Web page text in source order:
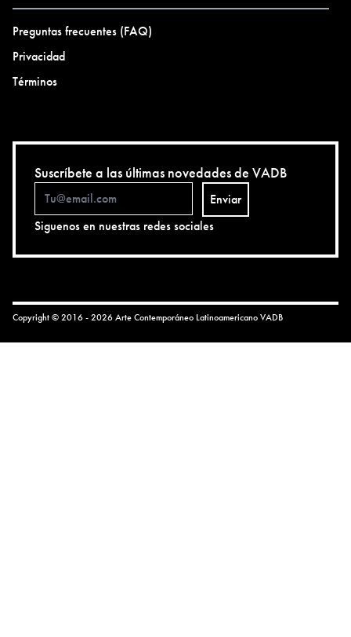
Preguntas frecuentes (FAQ)
Privacidad
Términos
Suscríbete a las últimas novedades de VADB
Enviar
Siguenos en nuestras redes sociales
Copyright © 2016 - 2026 Arte Contemporáneo LatinoamericanoVADB